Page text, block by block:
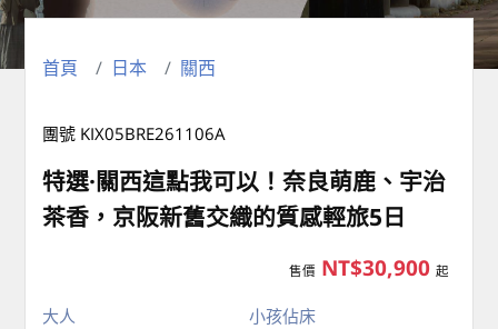
首頁 日本 關西
團號 KIX05BRE261106A
特選·關西這點我可以！奈良萌鹿、宇治
茶香，京阪新舊交織的質感輕旅5日
售價 NT$30,900 起
大人 小孩佔床